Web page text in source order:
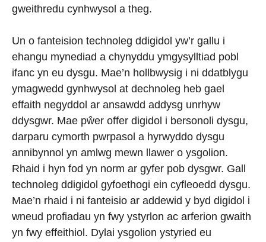
gweithredu cynhwysol a theg.
Un o fanteision technoleg ddigidol yw’r gallu i
ehangu mynediad a chynyddu ymgysylltiad pobl
ifanc yn eu dysgu. Mae’n hollbwysig i ni ddatblygu
ymagwedd gynhwysol at dechnoleg heb gael
effaith negyddol ar ansawdd addysg unrhyw
ddysgwr. Mae pŵer offer digidol i bersonoli dysgu,
darparu cymorth pwrpasol a hyrwyddo dysgu
annibynnol yn amlwg mewn llawer o ysgolion.
Rhaid i hyn fod yn norm ar gyfer pob dysgwr. Gall
technoleg ddigidol gyfoethogi ein cyfleoedd dysgu.
Mae’n rhaid i ni fanteisio ar addewid y byd digidol i
wneud profiadau yn fwy ystyrlon ac arferion gwaith
yn fwy effeithiol. Dylai ysgolion ystyried eu